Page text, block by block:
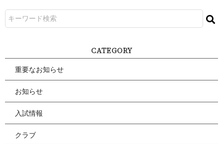
CATEGORY
重要なお知らせ
お知らせ
入試情報
クラブ